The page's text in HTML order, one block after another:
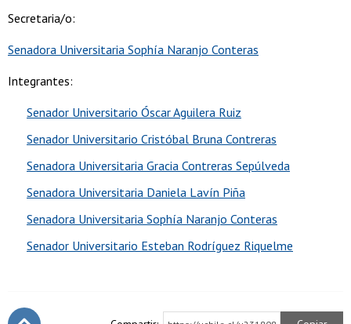
Secretaria/o:
Senadora Universitaria Sophía Naranjo Conteras
Integrantes:
Senador Universitario Óscar Aguilera Ruiz
Senador Universitario Cristóbal Bruna Contreras
Senadora Universitaria Gracia Contreras Sepúlveda
Senadora Universitaria Daniela Lavín Piña
Senadora Universitaria Sophía Naranjo Conteras
Senador Universitario Esteban Rodríguez Riquelme